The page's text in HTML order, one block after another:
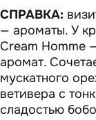
СПРАВКА:
— ароматы. У
Cream Homme
аромат.
мускатного
ветивера с
сладостью